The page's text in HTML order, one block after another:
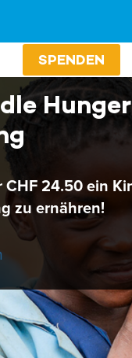
SPENDEN
24.50 ein
zu ernähren!